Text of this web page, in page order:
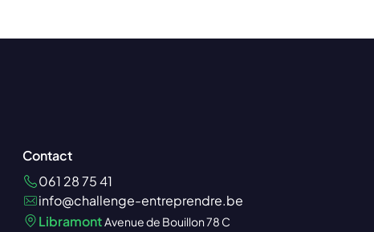
Contact
061 28 75 41
info@challenge-entreprendre.be
LibramontAvenue de Bouillon 78 C